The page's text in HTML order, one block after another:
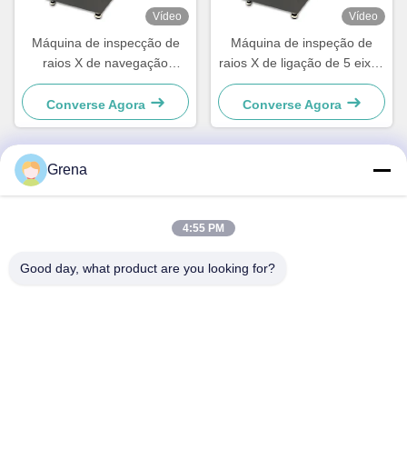
Vídeo
Máquina de inspecção de
raios X de navegação
automática Controle de
qualidade de PCB de alta
eficiência
Converse Agora
Vídeo
Máquina de inspeção de
raios X de ligação de 5 eixos
de inspeção rápida de lote
Semicondutor
Converse Agora
Contato Rápido
5F,B3, Fábrica Industrial de Eletrônicos Anda, Comunidade
Grena
4:55 PM
Good day, what product are you looking for?